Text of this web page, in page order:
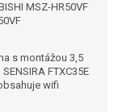
MSZ-HR50VF
s montážou 3,5
FTXC35E
wifi